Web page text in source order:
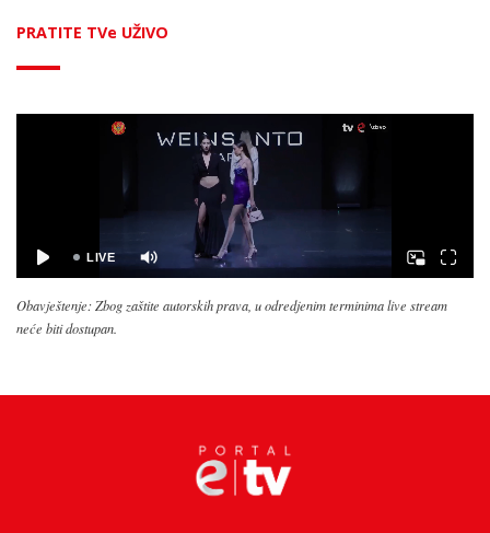
PRATITE TVe UŽIVO
Obavještenje: Zbog zaštite autorskih prava, u odredjenim terminima live stream
neće biti dostupan.